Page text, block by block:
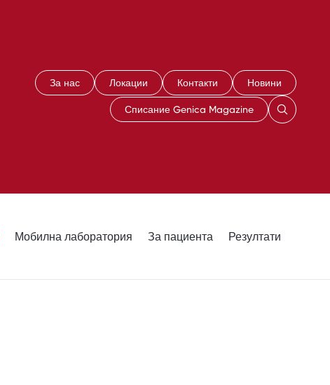
За нас Локации Контакти Новини
Списание Genica Magazine
Мобилна лаборатория За пациента Резултати